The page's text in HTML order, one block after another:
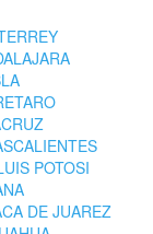
POTOSI
DE JUAREZ